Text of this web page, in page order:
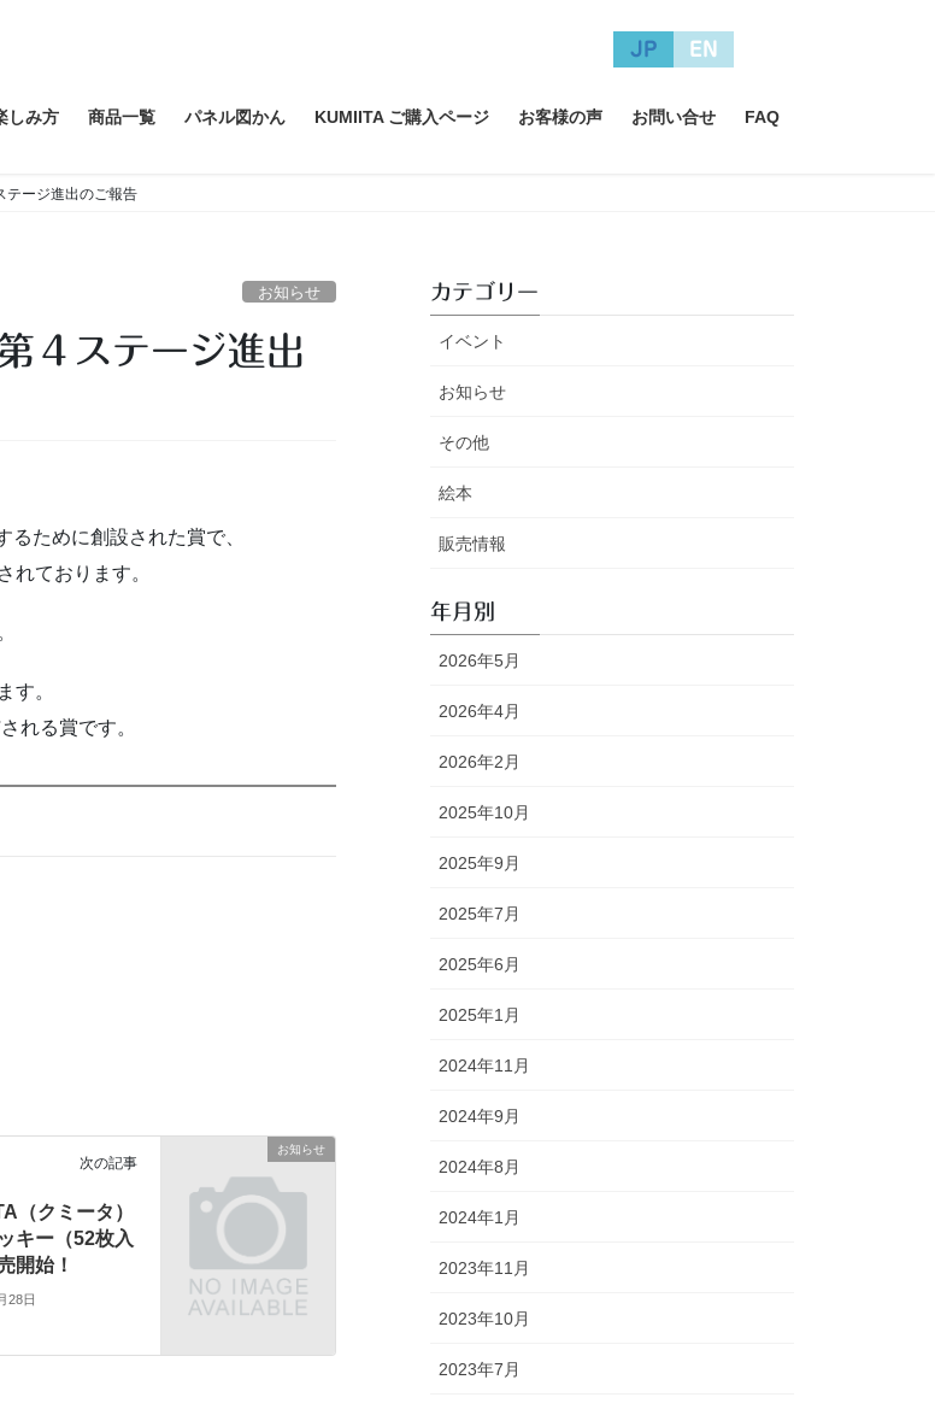
JP EN
しみ方 商品一覧 パネル図かん KUMIITA ご購入ページ お客様の声 お問い合せ FAQ
テージ進出のご報告
お知らせ
ために創設された賞で、
れております。
す。
れる賞です。
お知らせ
次の記事
（クミータ）
キー（52枚入
開始！
28日
カテゴリー
イベント
お知らせ
その他
絵本
販売情報
年月別
2026年5月
2026年4月
2026年2月
2025年10月
2025年9月
2025年7月
2025年6月
2025年1月
2024年11月
2024年9月
2024年8月
2024年1月
2023年11月
2023年10月
2023年7月